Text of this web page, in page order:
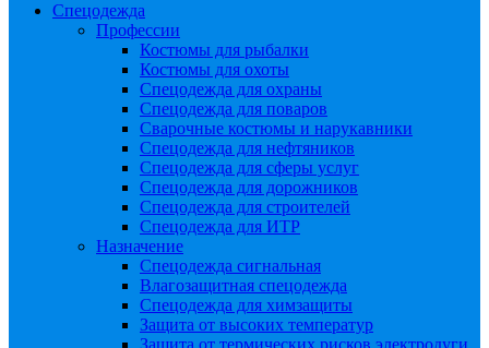
Спецодежда
Профессии
Костюмы для рыбалки
Костюмы для охоты
Спецодежда для охраны
Спецодежда для поваров
Сварочные костюмы и нарукавники
Спецодежда для нефтяников
Спецодежда для сферы услуг
Спецодежда для дорожников
Спецодежда для строителей
Спецодежда для ИТР
Назначение
Спецодежда сигнальная
Влагозащитная спецодежда
Спецодежда для химзащиты
Защита от высоких температур
Защита от термических рисков электродуги